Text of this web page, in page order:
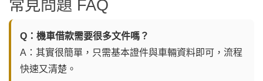
常見問題 FAQ
Q：機車借款需要很多文件嗎？
A：其實很簡單，只需基本證件與車輛資料即可，流程
快速又清楚。